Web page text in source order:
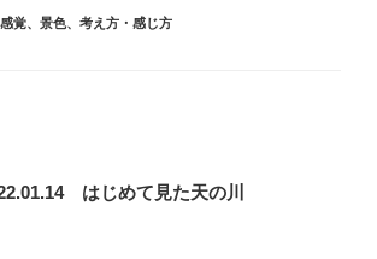
感覚、 景色、 考え方・感じ方
はじめて見た天の川